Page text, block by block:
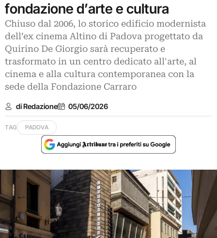
fondazione d’arte e cultura
Chiuso dal 2006, lo storico edificio modernista
dell’ex cinema Altino di Padova progettato da
Quirino De Giorgio sarà recuperato e
trasformato in un centro dedicato all'arte, al
cinema e alla cultura contemporanea con la
sede della Fondazione Carraro
di Redazione 05/06/2026
TAG PADOVA